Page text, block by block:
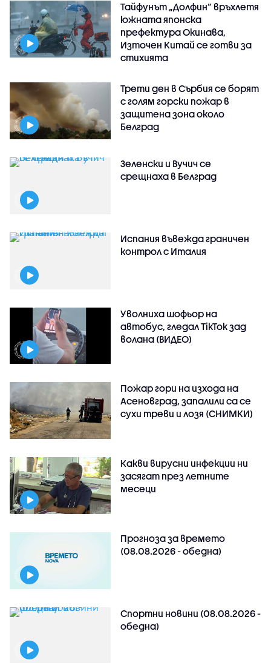
Тайфунът „Долфин” връхлетя
южната японска
префектура Окинава,
Източен Китай се готви за
стихията
Трети ден в Сърбия се борят
с голям горски пожар в
защитена зона около
Белград
Зеленски и Вучич се
срещнаха в Белград
Испания въвежда граничен
контрол с Италия
Уволниха шофьор на
автобус, гледал TikTok зад
волана (ВИДЕО)
Пожар гори на изхода на
Асеновград, запалили са се
сухи треви и лозя (СНИМКИ)
Какви вирусни инфекции ни
засягат през летните
месеци
Прогноза за времето
(08.08.2026 - обедна)
Спортни новини (08.08.2026 -
обедна)